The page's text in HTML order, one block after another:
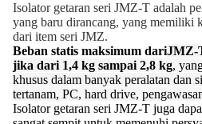
Isolator getaran seri JMZ-T adalah
yang baru dirancang, yang memiliki
dari item seri JMZ.
Beban statis maksimum dariJMZ-
jika dari 1,4 kg sampai 2,8 kg,
khusus dalam banyak peralatan dan
tertanam, PC, hard drive,
Isolator getaran seri JMZ-T juga